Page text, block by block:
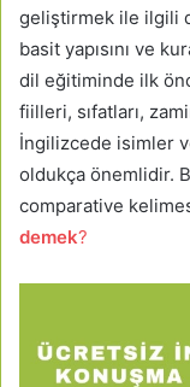
geliştirmek ile ilgili
basit yapısını ve
dil eğitiminde ilk
fiilleri, sıfatları,
İngilizcede isimler
oldukça önemlidir.
comparative
demek?